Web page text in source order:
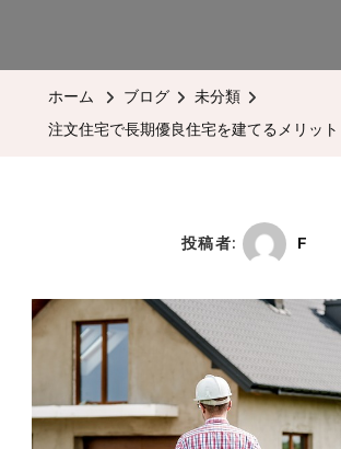
ホーム ブログ
未分類
注文住宅で長期優良住宅を建てるメリット
投稿者: F